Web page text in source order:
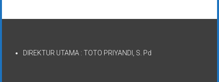
DIREKTUR UTAMA : TOTO PRIYANDI, S. Pd